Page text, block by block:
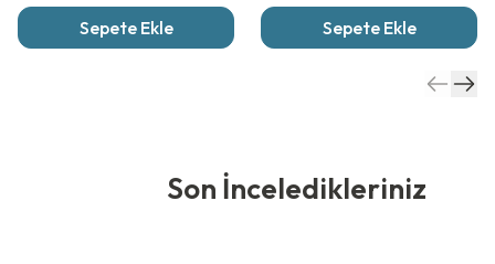
Sepete Ekle Sepete Ekle
Son İnceledikleriniz